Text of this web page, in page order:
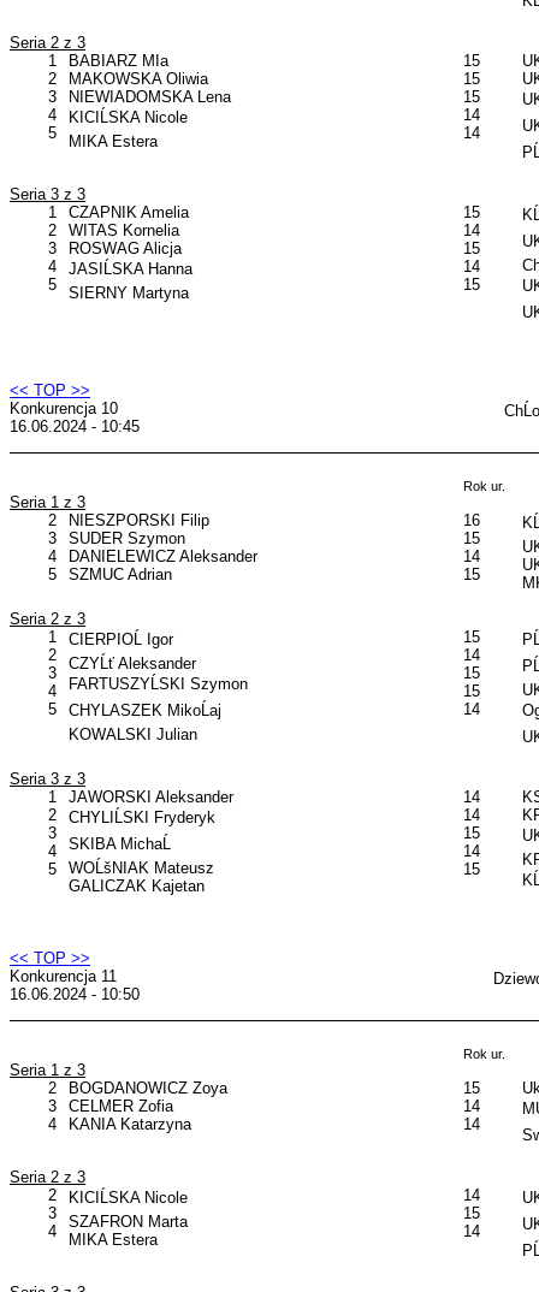
Seria 2 z 3
1
2
3
4
5
BABIARZ MIa
MAKOWSKA Oliwia
NIEWIADOMSKA Lena
KICIĹSKA Nicole
MIKA Estera
15
15
15
14
14
Seria 3 z 3
1
2
3
4
5
CZAPNIK Amelia
WITAS Kornelia
ROSWAG Alicja
JASIĹSKA Hanna
SIERNY Martyna
15
14
15
14
15
<< TOP >>
Konkurencja 10
16.06.2024 - 10:45
Rok ur.
Seria 1 z 3
2
3
4
5
NIESZPORSKI Filip
SUDER Szymon
DANIELEWICZ Aleksander
SZMUC Adrian
16
15
14
15
Seria 2 z 3
1
2
3
4
5
CIERPIOĹ Igor
CZYĹť Aleksander
FARTUSZYĹSKI Szymon
CHYLASZEK MikoĹaj
KOWALSKI Julian
15
14
15
15
14
Seria 3 z 3
1
2
3
4
5
JAWORSKI Aleksander
CHYLIĹSKI Fryderyk
SKIBA MichaĹ
WOĹšNIAK Mateusz
GALICZAK Kajetan
14
14
15
14
15
<< TOP >>
Konkurencja 11
16.06.2024 - 10:50
Rok ur.
Seria 1 z 3
2
3
4
BOGDANOWICZ Zoya
CELMER Zofia
KANIA Katarzyna
15
14
14
Seria 2 z 3
2
3
4
KICIĹSKA Nicole
SZAFRON Marta
MIKA Estera
14
15
14